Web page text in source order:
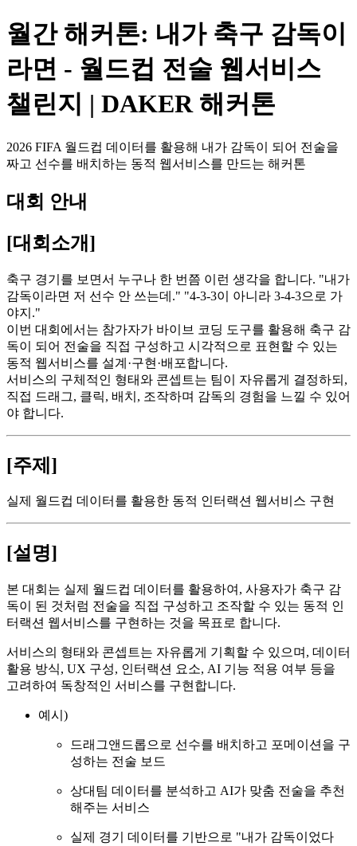
월간 해커톤: 내가 축구 감독이
라면 - 월드컵 전술 웹서비스
챌린지 | DAKER 해커톤
2026 FIFA 월드컵 데이터를 활용해 내가 감독이 되어 전술을
짜고 선수를 배치하는 동적 웹서비스를 만드는 해커톤
대회 안내
[대회소개]
축구 경기를 보면서 누구나 한 번쯤 이런 생각을 합니다. "내가
감독이라면 저 선수 안 쓰는데." "4-3-3이 아니라 3-4-3으로 가
야지."
이번 대회에서는 참가자가 바이브 코딩 도구를 활용해 축구 감
독이 되어 전술을 직접 구성하고 시각적으로 표현할 수 있는
동적 웹서비스를 설계·구현·배포합니다.
서비스의 구체적인 형태와 콘셉트는 팀이 자유롭게 결정하되,
직접 드래그, 클릭, 배치, 조작하며 감독의 경험을 느낄 수 있어
야 합니다.
[주제]
실제 월드컵 데이터를 활용한 동적 인터랙션 웹서비스 구현
[설명]
본 대회는 실제 월드컵 데이터를 활용하여, 사용자가 축구 감
독이 된 것처럼 전술을 직접 구성하고 조작할 수 있는 동적 인
터랙션 웹서비스를 구현하는 것을 목표로 합니다.
서비스의 형태와 콘셉트는 자유롭게 기획할 수 있으며, 데이터
활용 방식, UX 구성, 인터랙션 요소, AI 기능 적용 여부 등을
고려하여 독창적인 서비스를 구현합니다.
예시)
드래그앤드롭으로 선수를 배치하고 포메이션을 구
성하는 전술 보드
상대팀 데이터를 분석하고 AI가 맞춤 전술을 추천
해주는 서비스
실제 경기 데이터를 기반으로 "내가 감독이었다